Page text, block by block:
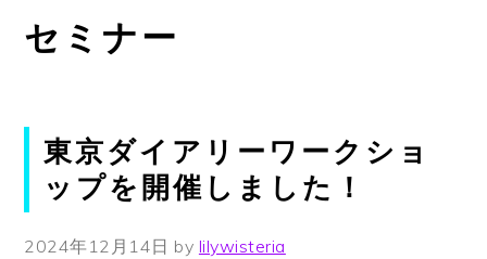
セミナー
東京ダイアリーワークショ
ップを開催しました！
2024年12月14日 by lilywisteria